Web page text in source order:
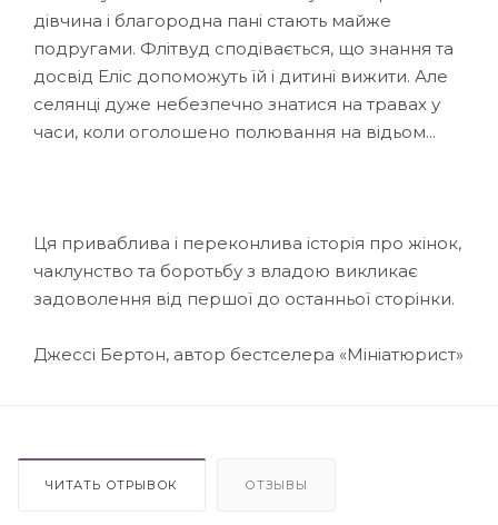
дівчина і благородна пані стають майже
подругами. Флітвуд сподівається, що знання та
досвід Еліс допоможуть їй і дитині вижити. Але
селянці дуже небезпечно знатися на травах у
часи, коли оголошено полювання на відьом...
Ця приваблива і переконлива історія про жінок,
чаклунство та боротьбу з владою викликає
задоволення від першої до останньої сторінки.
Джессі Бертон, автор бестселера «Мініатюрист»
ЧИТАТЬ ОТРЫВОК ОТЗЫВЫ